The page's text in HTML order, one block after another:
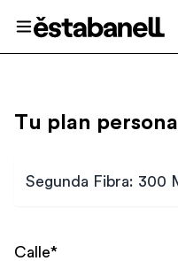
Abrir menú
Estabanell
Tu plan
Calle*